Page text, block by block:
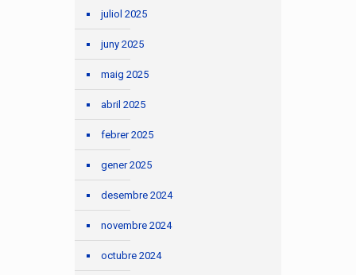
juliol 2025
juny 2025
maig 2025
abril 2025
febrer 2025
gener 2025
desembre 2024
novembre 2024
octubre 2024